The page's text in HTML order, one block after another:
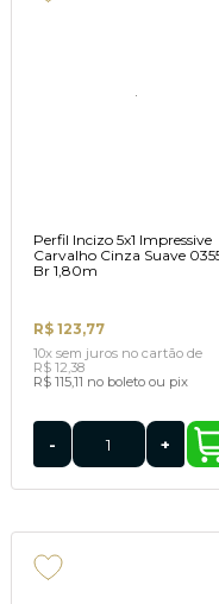
Perfil Incizo 5x1 Impressive
Carvalho Cinza Suave
Br 1,80m
R$ 123,77
10x sem juros no cartãode
R$ 12,38
R$ 115,11 no boleto ou pix
- +